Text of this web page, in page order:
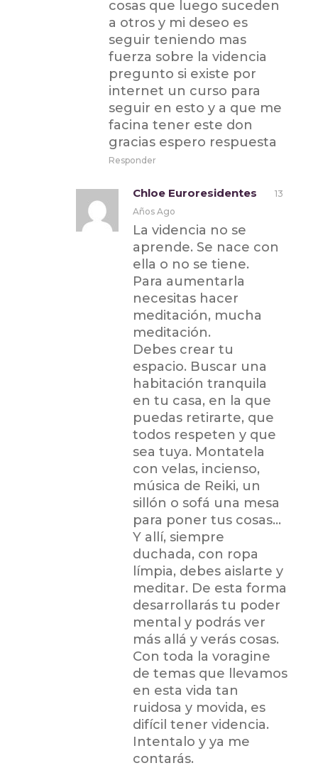
cosas que luego suceden
a otros y mi deseo es
seguir teniendo mas
fuerza sobre la videncia
pregunto si existe por
internet un curso para
seguir en esto y a que me
facina tener este don
gracias espero respuesta
Responder
Chloe Euroresidentes
13
Años Ago
La videncia no se
aprende. Se nace con
ella o no se tiene.
Para aumentarla
necesitas hacer
meditación, mucha
meditación.
Debes crear tu
espacio. Buscar una
habitación tranquila
en tu casa, en la que
puedas retirarte, que
todos respeten y que
sea tuya. Montatela
con velas, incienso,
música de Reiki, un
sillón o sofá una mesa
para poner tus cosas…
Y allí, siempre
duchada, con ropa
límpia, debes aislarte y
meditar. De esta forma
desarrollarás tu poder
mental y podrás ver
más allá y verás cosas.
Con toda la voragine
de temas que llevamos
en esta vida tan
ruidosa y movida, es
difícil tener videncia.
Intentalo y ya me
contarás.